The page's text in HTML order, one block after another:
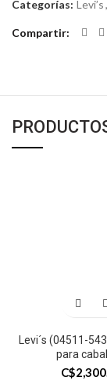
Categorías: Levi’s,
Compartir
Levi´s (04511-
para
C$